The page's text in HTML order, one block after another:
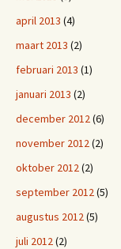
april 2013 (4)
maart 2013 (2)
februari 2013 (1)
januari 2013 (2)
december 2012(6)
november 2012(2)
oktober 2012(2)
september 2012(5)
augustus 2012(5)
juli 2012(2)